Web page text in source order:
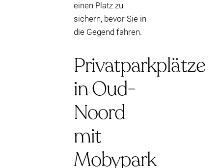
einen Platz zu
sichern, bevor Sie in
die Gegend fahren.
Privatparkplätze
in Oud-
Noord
mit
Mobypark